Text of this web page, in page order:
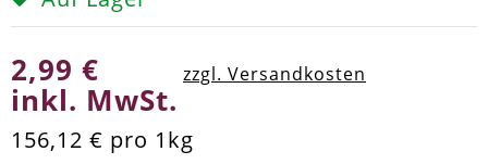
2,99 €
inkl. MwSt.
zzgl. Versandkosten
156,12 € pro 1kg